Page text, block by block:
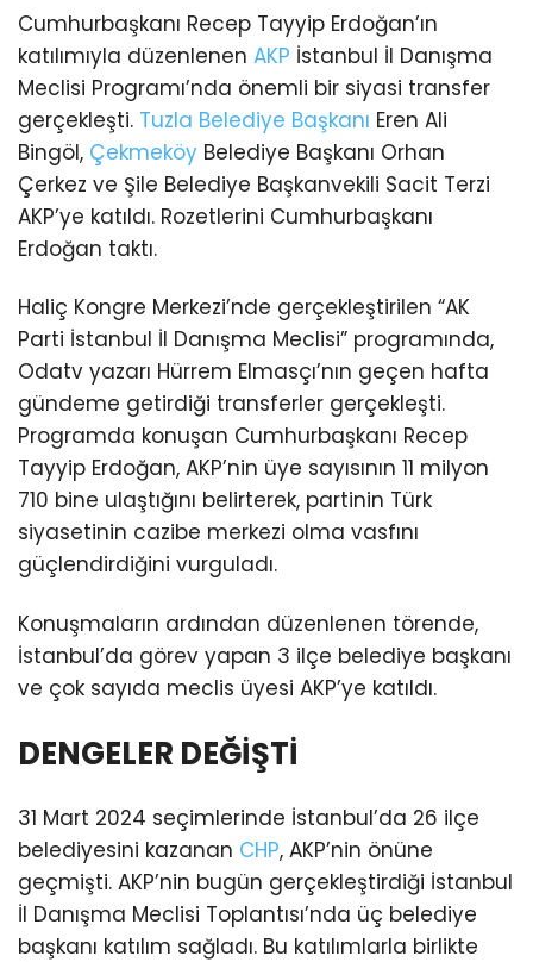
Cumhurbaşkanı Recep Tayyip Erdoğan’ın
katılımıyla düzenlenen AKP İstanbul İl Danışma
Meclisi Programı’nda önemli bir siyasi transfer
gerçekleşti. Tuzla Belediye Başkanı Eren Ali
Bingöl, Çekmeköy Belediye Başkanı Orhan
Çerkez ve Şile Belediye Başkanvekili Sacit Terzi
AKP’ye katıldı. Rozetlerini Cumhurbaşkanı
Erdoğan taktı.
Haliç Kongre Merkezi’nde gerçekleştirilen “AK
Parti İstanbul İl Danışma Meclisi” programında,
Odatv yazarı Hürrem Elmasçı’nın geçen hafta
gündeme getirdiği transferler gerçekleşti.
Programda konuşan Cumhurbaşkanı Recep
Tayyip Erdoğan, AKP’nin üye sayısının 11 milyon
710 bine ulaştığını belirterek, partinin Türk
siyasetinin cazibe merkezi olma vasfını
güçlendirdiğini vurguladı.
Konuşmaların ardından düzenlenen törende,
İstanbul’da görev yapan 3 ilçe belediye başkanı
ve çok sayıda meclis üyesi AKP’ye katıldı.
DENGELER DEĞİŞTİ
31 Mart 2024 seçimlerinde İstanbul’da 26 ilçe
belediyesini kazanan CHP, AKP’nin önüne
geçmişti. AKP’nin bugün gerçekleştirdiği İstanbul
İl Danışma Meclisi Toplantısı’nda üç belediye
başkanı katılım sağladı. Bu katılımlarla birlikte